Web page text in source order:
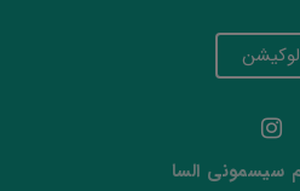
لوکیشن
سیسمونی السا